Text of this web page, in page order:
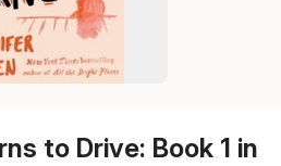
to Drive: Book 1 in